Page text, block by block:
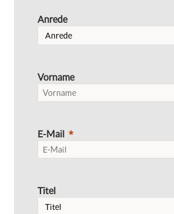
Anrede
Vorname
E-Mail
Titel